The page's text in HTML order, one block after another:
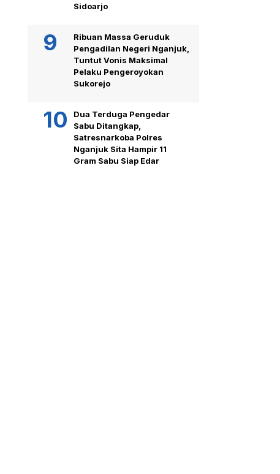
Sidoarjo
Ribuan Massa Geruduk
Pengadilan Negeri Nganjuk,
Tuntut Vonis Maksimal
Pelaku Pengeroyokan
Sukorejo
Dua Terduga Pengedar
Sabu Ditangkap,
Satresnarkoba Polres
Nganjuk Sita Hampir 11
Gram Sabu Siap Edar